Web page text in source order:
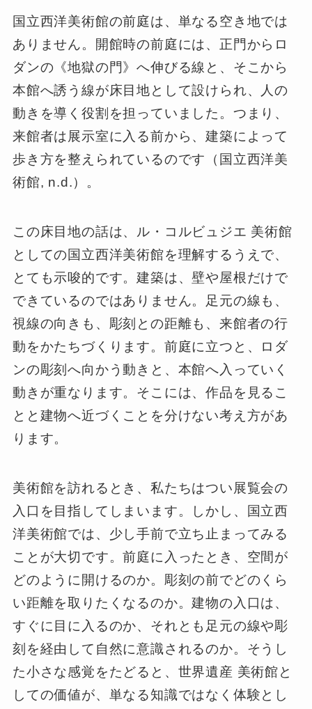
国立西洋美術館の前庭は、単なる空き地では
ありません。開館時の前庭には、正門からロ
ダンの《地獄の門》へ伸びる線と、そこから
本館へ誘う線が床目地として設けられ、人の
動きを導く役割を担っていました。つまり、
来館者は展示室に入る前から、建築によって
歩き方を整えられているのです（国立西洋美
術館, n.d.）。
この床目地の話は、ル・コルビュジエ 美術館
としての国立西洋美術館を理解するうえで、
とても示唆的です。建築は、壁や屋根だけで
できているのではありません。足元の線も、
視線の向きも、彫刻との距離も、来館者の行
動をかたちづくります。前庭に立つと、ロダ
ンの彫刻へ向かう動きと、本館へ入っていく
動きが重なります。そこには、作品を見るこ
とと建物へ近づくことを分けない考え方があ
ります。
美術館を訪れるとき、私たちはつい展覧会の
入口を目指してしまいます。しかし、国立西
洋美術館では、少し手前で立ち止まってみる
ことが大切です。前庭に入ったとき、空間が
どのように開けるのか。彫刻の前でどのくら
い距離を取りたくなるのか。建物の入口は、
すぐに目に入るのか、それとも足元の線や彫
刻を経由して自然に意識されるのか。そうし
た小さな感覚をたどると、世界遺産 美術館と
しての価値が、単なる知識ではなく体験とし